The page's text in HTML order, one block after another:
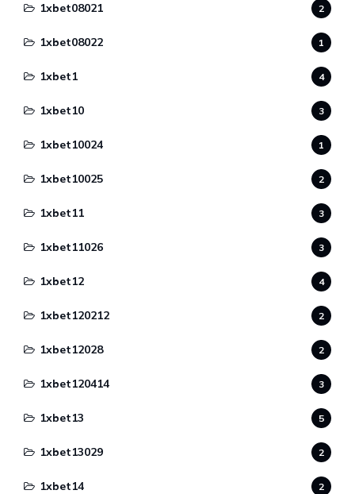
1xbet08021 2
1xbet08022 1
1xbet1 4
1xbet10 3
1xbet10024 1
1xbet10025 2
1xbet11 3
1xbet11026 3
1xbet12 4
1xbet120212 2
1xbet12028 2
1xbet120414 3
1xbet13 5
1xbet13029 2
1xbet14 2